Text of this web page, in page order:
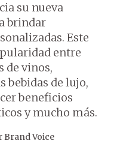
su nueva
brindar
Este
entre
de vinos,
bebidas de lujo,
beneficios
y mucho más.
Brand Voice